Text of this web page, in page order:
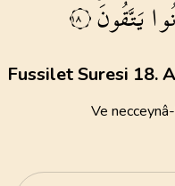
يَتَّقُونَ۟ ١٨
Fussilet Suresi 18.
Ve